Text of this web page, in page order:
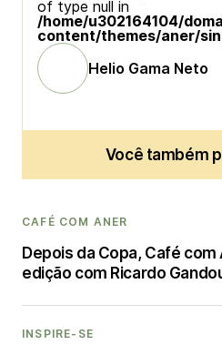
of type null in
/home/u302164104/
content/themes/aner/
Helio Gama Neto
Você também
CAFÉ COM ANER
Depois da Copa, Café com
edição com Ricardo
INSPIRE-SE